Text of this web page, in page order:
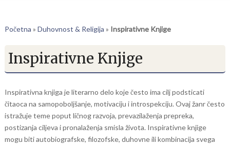
Početna » Duhovnost & Religija » Inspirativne Knjige
Inspirativne Knjige
Inspirativna knjiga je literarno delo koje često ima cilj podsticati
čitaoca na samopoboljšanje, motivaciju i introspekciju. Ovaj žanr često
istražuje teme poput ličnog razvoja, prevazilaženja prepreka,
postizanja ciljeva i pronalaženja smisla života. Inspirativne knjige
mogu biti autobiografske, filozofske, duhovne ili kombinacija svega